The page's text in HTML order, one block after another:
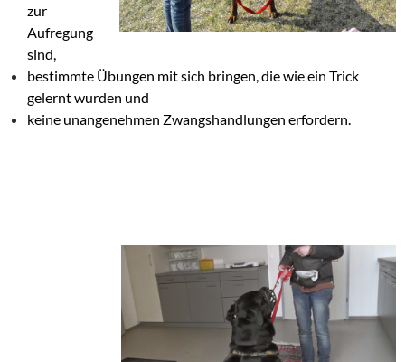
zur
Aufregung
sind,
bestimmte Übungen mit sich bringen, die wie ein Trick
gelernt wurden und
keine unangenehmen Zwangshandlungen erfordern.